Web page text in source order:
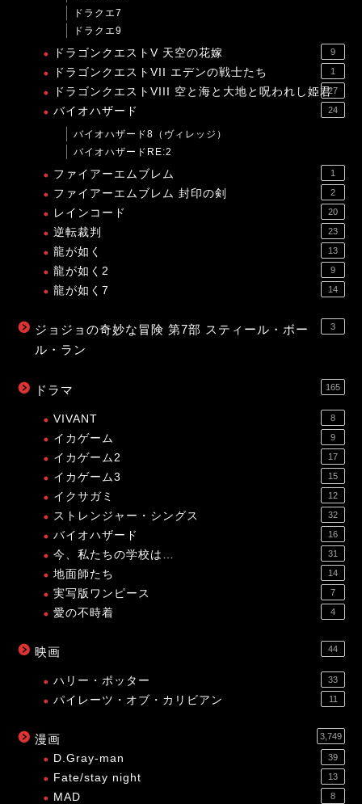
ドラクエ7
ドラクエ9
ドラゴンクエストV 天空の花嫁 9
ドラゴンクエストVII エデンの戦士たち 1
ドラゴンクエストVIII 空と海と大地と呪われし姫君27
バイオハザード 24
バイオハザード8（ヴィレッジ）
バイオハザードRE:2
ファイアーエムブレム 1
ファイアーエムブレム 封印の剣 2
レインコード 20
逆転裁判 23
龍が如く 13
龍が如く2 9
龍が如く7 14
ジョジョの奇妙な冒険 第7部 スティール・ボー
ル・ラン
3
ドラマ 165
VIVANT 8
イカゲーム 9
イカゲーム2 17
イカゲーム3 15
イクサガミ 12
ストレンジャー・シングス 32
バイオハザード 16
今、私たちの学校は… 31
地面師たち 14
実写版ワンピース 7
愛の不時着 4
映画 44
ハリー・ポッター 33
パイレーツ・オブ・カリビアン 11
漫画 3,749
D.Gray-man 39
Fate/stay night 13
MAD 8